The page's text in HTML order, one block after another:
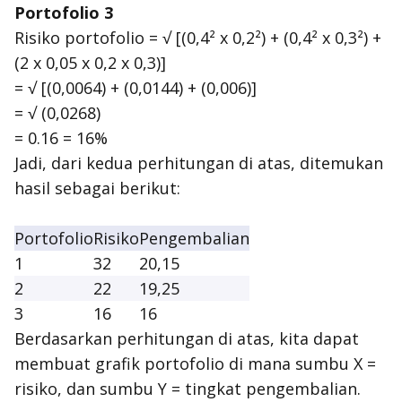
Portofolio 3
Risiko portofolio = √ [(0,4² x 0,2²) + (0,4² x 0,3²) +
(2 x 0,05 x 0,2 x 0,3)]
= √ [(0,0064) + (0,0144) + (0,006)]
= √ (0,0268)
= 0.16 = 16%
Jadi, dari kedua perhitungan di atas, ditemukan
hasil sebagai berikut:
PortofolioRisikoPengembalian
1
32
20,15
2
22
19,25
3
16
16
Berdasarkan perhitungan di atas, kita dapat
membuat grafik portofolio di mana sumbu X =
risiko, dan sumbu Y = tingkat pengembalian.